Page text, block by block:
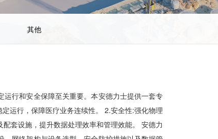
其他
行和安全保障至关重要。本安德力士提供一套专
运行，保障医疗业务连续性。 2.安全性:强化物理
套设施，提升数据处理效率和管理效能。 安德力